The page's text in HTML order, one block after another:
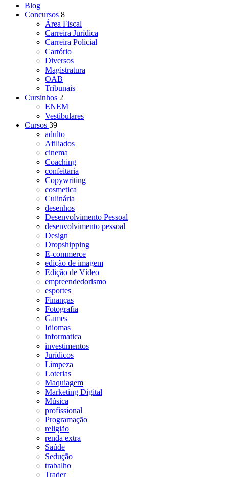
Blog
Concursos 8
Área Fiscal
Carreira Jurídica
Carreira Policial
Cartório
Diversos
Magistratura
OAB
Tribunais
Cursinhos 2
ENEM
Vestibulares
Cursos 39
adulto
Afiliados
cinema
Coaching
confeitaria
Copywriting
cosmetica
Culinária
desenhos
Desenvolvimento Pessoal
desenvolvimento pessoal
Design
Dropshipping
E-commerce
edição de imagem
Edição de Vídeo
empreendedorismo
esportes
Finanças
Fotografia
Games
Idiomas
informatica
investimentos
Jurídicos
Limpeza
Loterias
Maquiagem
Marketing Digital
Música
profissional
Programação
religião
renda extra
Saúde
Sedução
trabalho
Trader